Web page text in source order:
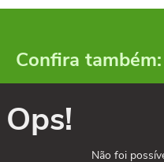
Confira também:
Ops!
Não foi